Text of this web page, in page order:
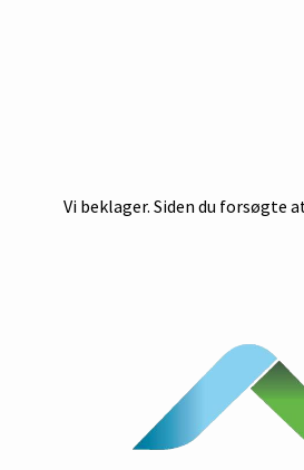
Vi beklager. Siden du forsøgte